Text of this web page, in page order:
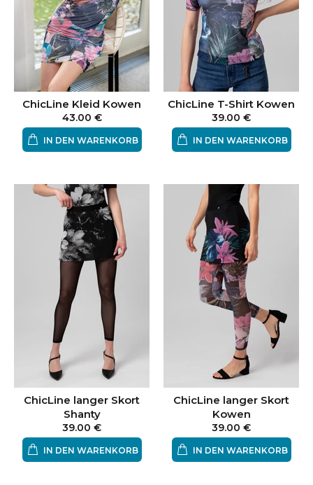
ChicLine Kleid Kowen
43.00 €
IN DEN WARENKORB
ChicLine T-Shirt Kowen
39.00 €
IN DEN WARENKORB
ChicLine langer Skort
Shanty
39.00 €
IN DEN WARENKORB
ChicLine langer Skort
Kowen
39.00 €
IN DEN WARENKORB